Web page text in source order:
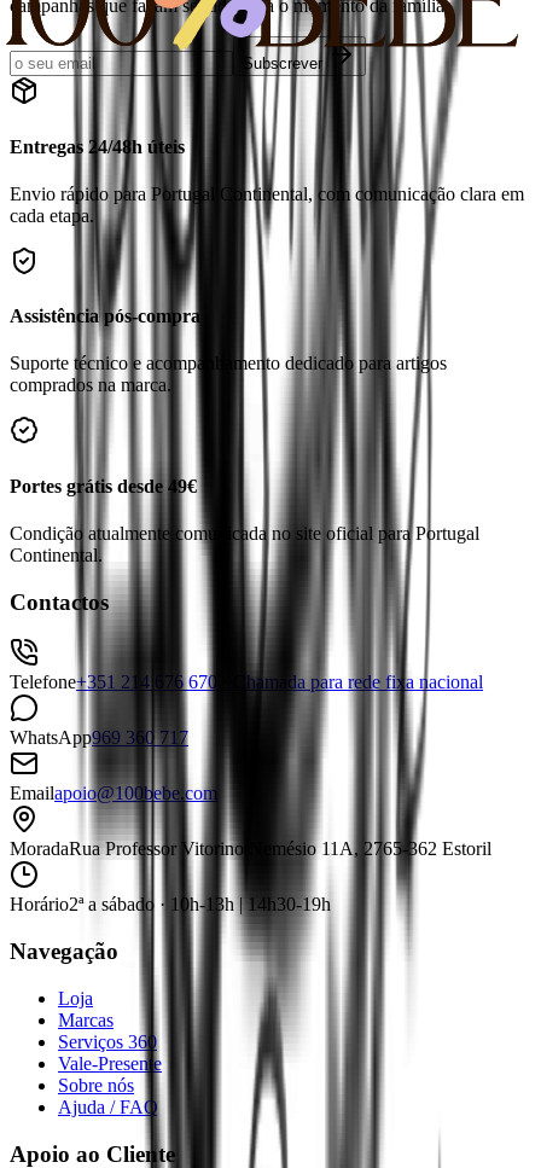
campanhas que façam sentido para o momento da família.
Subscrever
Entregas 24/48h úteis
Envio rápido para Portugal Continental, com comunicação clara em
cada etapa.
Assistência pós-compra
Suporte técnico e acompanhamento dedicado para artigos
comprados na marca.
Portes grátis desde 49€
Condição atualmente comunicada no site oficial para Portugal
Continental.
Contactos
Telefone+351 214 676 670 · Chamada para rede fixa nacional
WhatsApp969 360 717
Emailapoio@100bebe.com
MoradaRua Professor Vitorino Nemésio 11A, 2765-362 Estoril
Horário2ª a sábado · 10h-13h | 14h30-19h
Navegação
Loja
Marcas
Serviços 360
Vale-Presente
Sobre nós
Ajuda / FAQ
Apoio ao Cliente